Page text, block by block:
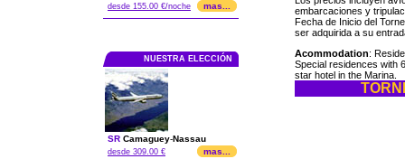
desde 155.00 €/noche mas...
NUESTRA ELECCIÓN
SR Camaguey-Nassau
desde 309.00 € mas...
embarcaciones y
Fecha de Inicio del
ser adquirida a su
Acommodation:
Special residences with
star hotel in the Marina.